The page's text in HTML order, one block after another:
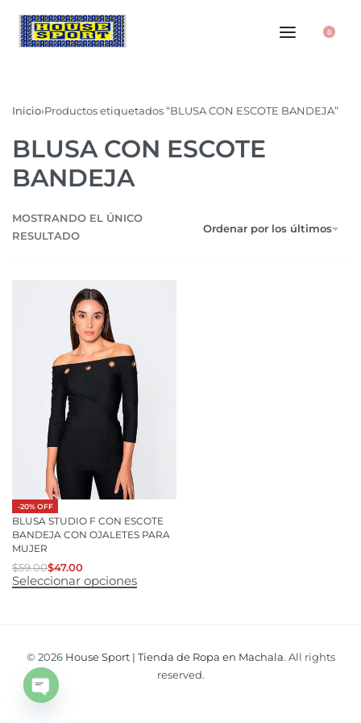
0
Inicio›Productos etiquetados “BLUSA CON ESCOTE BANDEJA”
BLUSA CON ESCOTE
BANDEJA
MOSTRANDO EL ÚNICO
RESULTADO
Ordenar por los últimos
-20% OFF
BLUSA STUDIO F CON ESCOTE
BANDEJA CON OJALETES PARA
MUJER
$59.00$47.00
Seleccionar opciones
© 2026 House Sport | Tienda de Ropa en Machala. All rights
reserved.
Open